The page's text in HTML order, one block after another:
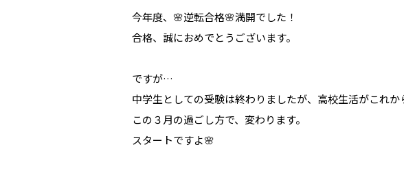
今年度、🌸逆転合格🌸満開でした！
合格、誠におめでとうございます。
ですが…
中学生としての受験は終わりましたが、高校生活がこれか
この３月の過ごし方で、変わります。
スタートですよ🌸